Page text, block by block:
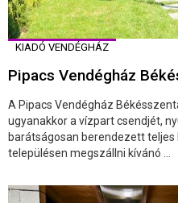
KIADÓ VENDÉGHÁZ
Pipacs Vendégház
A Pipacs Vendégház
ugyanakkor a vízpart csendjét,
barátságosan berendezett
településen megszállni kívánó ...